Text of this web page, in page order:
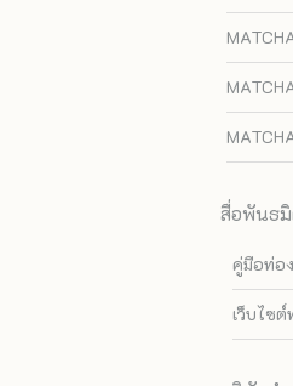
สื่อพันธ
คู่มือท่อ
เว็บไซ